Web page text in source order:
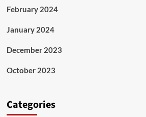
February 2024
January 2024
December 2023
October 2023
Categories